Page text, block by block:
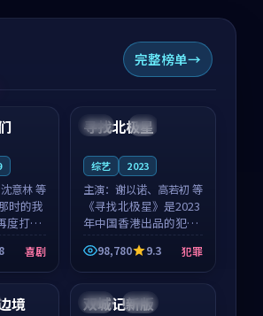
完整榜单
99:22
意林 等
时的我
度打磨
国大陆
言的氛
见微与
然克
在悬
喜剧
中国 4K
99:18
寻找北极星
综艺 2023
主演： 谢以诺、高若初 等
《寻找北极星》是2023
年中国香港出品的犯罪
新作，主创团队希望用
公路冒险的故事让观众
停下来想一想。谢以诺
领衔，高若初担任重要
角色，戚南柯的叙事
98,780 9.3 犯罪
境 中国 独播
双城记新版